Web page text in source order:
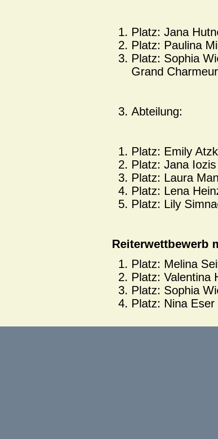
Platz: Jana
Platz: Paulina
Platz: Sophia
Grand Charmeur
Abteilung:
Platz: Emily
Platz: Jana
Platz: Laura
Platz: Lena
Platz: Lily
Reiterwettbewerb
Platz: Melina
Platz: Valentina
Platz: Sophia
Platz: Nina